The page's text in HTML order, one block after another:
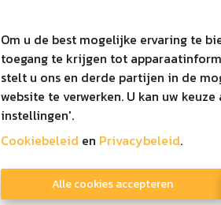
Om u de best mogelijke ervaring te
toegang te krijgen tot
stelt u ons en derde partijen in de
website te verwerken. U kan uw
instellingen'.
Cookiebeleid en Privacybeleid.
Alle cookies accepteren